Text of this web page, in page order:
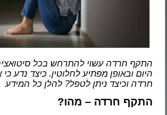
התקף חרדה עשוי להתרחש בכל
היום ובאופן מפתיע לחלוטין. כיצד נדע
חרדה וכיצד ניתן לטפל? להלן כל המידע
התקף חרדה – מהו?